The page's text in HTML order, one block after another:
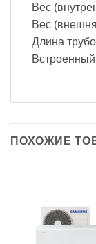
Вес
Вес
Длина
ПОХОЖИЕ